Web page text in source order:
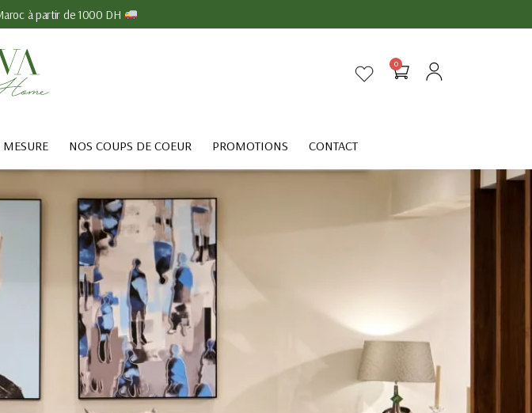
à partir de 1000 DH
0
MESURE NOS COUPS DE COEUR PROMOTIONS CONTACT